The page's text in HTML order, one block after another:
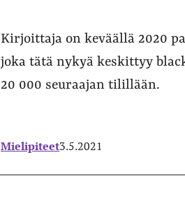
Kirjoittaja on keväällä 2020
joka tätä nykyä keskittyy
20 000 seuraajan tilillään.
Mielipiteet3.5.2021